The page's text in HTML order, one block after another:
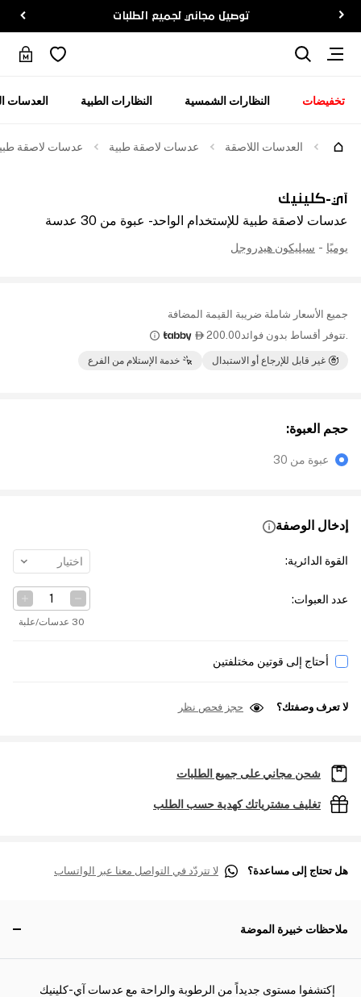
توصيل مجاني لجميع الطلبات
تخفيضات النظارات الشمسية النظارات الطبية العدسات
العدسات اللاصقة عدسات لاصقة طبية عدسات لاصقة طبية
آي-كلينيك
عدسات لاصقة طبية للإستخدام الواحد - عبوة من 30 عدسة
يوميًا - سيليكون هيدروجل
جميع الأسعار شاملة ضريبة القيمة المضافة
.تتوفر أقساط بدون فوائد200.00

غير قابل للإرجاع أو الاستبدال خدمة الإستلام من الفرع
حجم العبوة:
عبوة من 30
إدخال الوصفة
القوة الدائرية: اختيار
عدد العبوات:
30 عدسات/علبة
أحتاج إلى قوتين مختلفتين
لا تعرف وصفتك؟ حجز فحص نظر
شحن مجاني على جميع الطلبات
تغليف مشترياتك كهدية حسب الطلب
هل تحتاج إلى مساعدة؟ لا تتردّد في التواصل معنا عبر الواتساب
ملاحظات خبيرة الموضة
إكتشفوا مستوى جديداً من الرطوبة والراحة مع عدسات آي-كلينيك